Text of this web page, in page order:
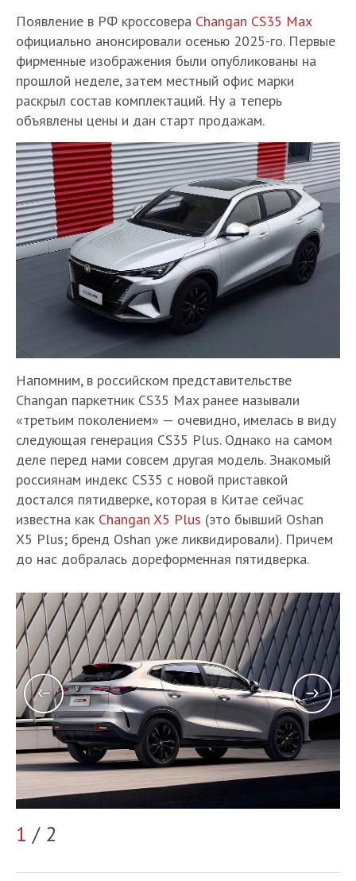
Появление в РФ кроссовера Changan CS35 Max
официально анонсировали осенью 2025-го. Первые
фирменные изображения были опубликованы на
прошлой неделе, затем местный офис марки
раскрыл состав комплектаций. Ну а теперь
объявлены цены и дан старт продажам.
Напомним, в российском представительстве
Changan паркетник CS35 Max ранее называли
«третьим поколением» — очевидно, имелась в виду
следующая генерация CS35 Plus. Однако на самом
деле перед нами совсем другая модель. Знакомый
россиянам индекс CS35 с новой приставкой
достался пятидверке, которая в Китае сейчас
известна как Changan X5 Plus (это бывший Oshan
X5 Plus; бренд Oshan уже ликвидировали). Причем
до нас добралась дореформенная пятидверка.
1 / 2